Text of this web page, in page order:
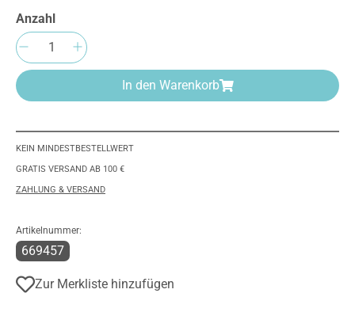
Anzahl
Produkt Anzahl: Gib den gewünschten
In den Warenkorb
KEIN MINDESTBESTELLWERT
GRATIS VERSAND AB 100 €
ZAHLUNG & VERSAND
Artikelnummer:
669457
Zur Merkliste hinzufügen